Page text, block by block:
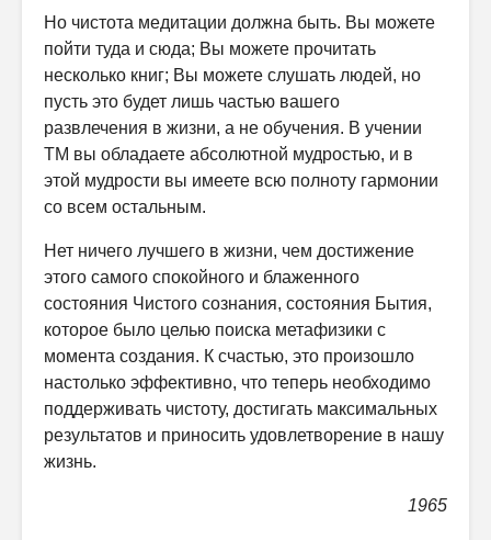
Но чистота медитации должна быть. Вы можете
пойти туда и сюда; Вы можете прочитать
несколько книг; Вы можете слушать людей, но
пусть это будет лишь частью вашего
развлечения в жизни, а не обучения. В учении
ТМ вы обладаете абсолютной мудростью, и в
этой мудрости вы имеете всю полноту гармонии
со всем остальным.
Нет ничего лучшего в жизни, чем достижение
этого самого спокойного и блаженного
состояния Чистого сознания, состояния Бытия,
которое было целью поиска метафизики с
момента создания. К счастью, это произошло
настолько эффективно, что теперь необходимо
поддерживать чистоту, достигать максимальных
результатов и приносить удовлетворение в нашу
жизнь.
1965